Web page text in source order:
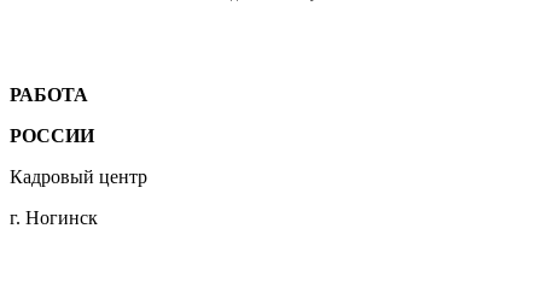
РАБОТА
РОССИИ
Кадровый центр
г. Ногинск